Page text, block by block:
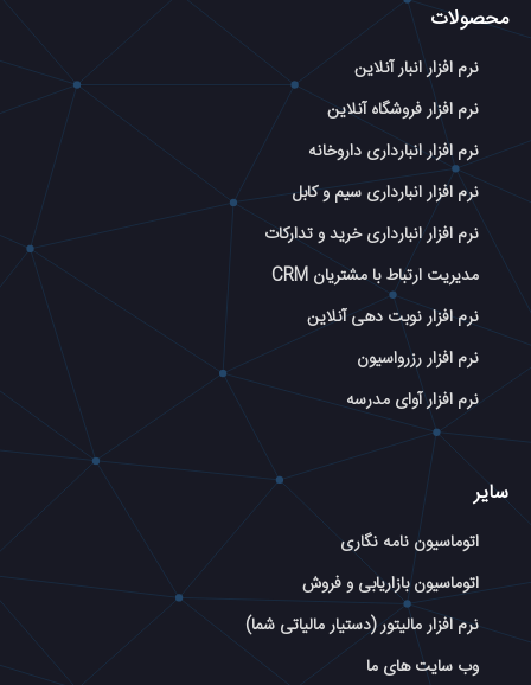
محصولات
نرم افزار انبار آنلاین
نرم افزار فروشگاه آنلاین
نرم افزار انبارداری داروخانه
نرم افزار انبارداری سیم و کابل
نرم افزار انبارداری خرید و تدارکات
مدیریت ارتباط با مشتریان CRM
نرم افزار نوبت دهی آنلاین
نرم افزار رزرواسیون
نرم افزار آوای مدرسه
سایر
اتوماسیون نامه نگاری
اتوماسیون بازاریابی و فروش
نرم افزار مالیتور (دستیار مالیاتی شما)
وب سایت های ما